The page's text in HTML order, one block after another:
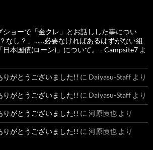
ショーで「金クレ」とお話しした事につい
？なし？」……必要なければあるはずがない組
本国債(ローン)」について。 - Campsite7 よ
りがとうございました!! に Daiyasu-Staff より
りがとうございました!! に Daiyasu-Staff より
りがとうございました!! に 河原慎也 より
りがとうございました!! に 河原慎也 より